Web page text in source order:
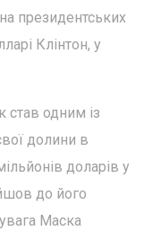
президентських
Клінтон, у
став одним із
долини в
доларів у
до його
Маска